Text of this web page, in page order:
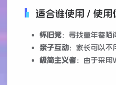
适合谁使用 / 使用
怀旧党：寻找童年巷陌
亲子互动：家长可以不
极简主义者：由于采用